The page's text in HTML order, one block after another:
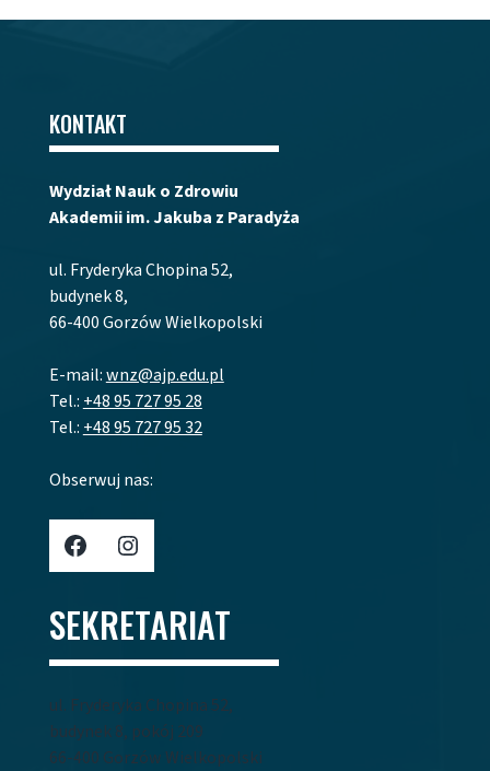
KONTAKT
Wydział Nauk o Zdrowiu
Akademii im. Jakuba z Paradyża
ul. Fryderyka Chopina 52,
budynek 8,
66-400 Gorzów Wielkopolski
E-mail:wnz@ajp.edu.pl
Tel.: +48 95 727 95 28
Tel.: +48 95 727 95 32
Obserwuj nas:
Profil AJP w Portalu Facebook Profil AJP w portalu Instagram
SEKRETARIAT
ul. Fryderyka Chopina 52,
budynek 8, pokój 209
66-400 Gorzów Wielkopolski